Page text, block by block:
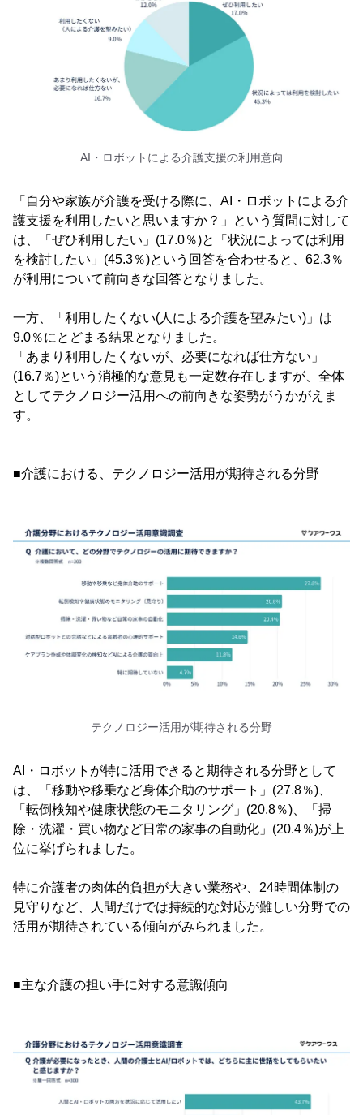
AI・ロボットによる介護支援の利用意向
「自分や家族が介護を受ける際に、AI・ロボットによる介
護支援を利用したいと思いますか？」という質問に対して
は、「ぜひ利用したい」(17.0％)と「状況によっては利用
を検討したい」(45.3％)という回答を合わせると、62.3％
が利用について前向きな回答となりました。
一方、「利用したくない(人による介護を望みたい)」は
9.0％にとどまる結果となりました。
「あまり利用したくないが、必要になれば仕方ない」
(16.7％)という消極的な意見も一定数存在しますが、全体
としてテクノロジー活用への前向きな姿勢がうかがえま
す。
■介護における、テクノロジー活用が期待される分野
テクノロジー活用が期待される分野
AI・ロボットが特に活用できると期待される分野として
は、「移動や移乗など身体介助のサポート」(27.8％)、
「転倒検知や健康状態のモニタリング」(20.8％)、「掃
除・洗濯・買い物など日常の家事の自動化」(20.4％)が上
位に挙げられました。
特に介護者の肉体的負担が大きい業務や、24時間体制の
見守りなど、人間だけでは持続的な対応が難しい分野での
活用が期待されている傾向がみられました。
■主な介護の担い手に対する意識傾向